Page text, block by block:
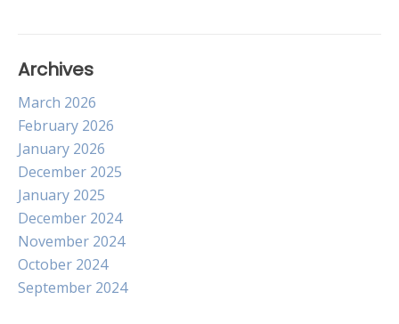
Archives
March 2026
February 2026
January 2026
December 2025
January 2025
December 2024
November 2024
October 2024
September 2024